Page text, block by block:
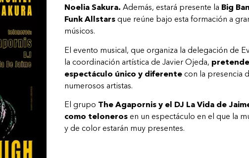
Noelia Sakura. Además, estará presente la Big
Funk Allstarsque reúne bajo esta formación a
músicos.
El evento musical, que organiza la delegación de
la coordinación artística de Javier Ojeda,
espectáculo único y diferentecon la presencia
numerosos artistas.
El grupo The Agapornis y el DJ La Vida de
como telonerosen un espectáculo en el que la
y de color estarán muy presentes.